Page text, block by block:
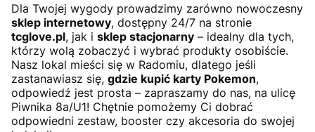
Dla Twojej wygody prowadzimy zarówno nowoczesny
sklep internetowy, dostępny 24/7 na stronie
tcglove.pl, jak i sklep stacjonarny – idealny dla tych,
którzy wolą zobaczyć i wybrać produkty osobiście.
Nasz lokal mieści się w Radomiu, dlatego jeśli
zastanawiasz się, gdzie kupić karty Pokemon,
odpowiedź jest prosta – zapraszamy do nas, na ulicę
Piwnika 8a/U1! Chętnie pomożemy Ci dobrać
odpowiedni zestaw, booster czy akcesoria do swojej